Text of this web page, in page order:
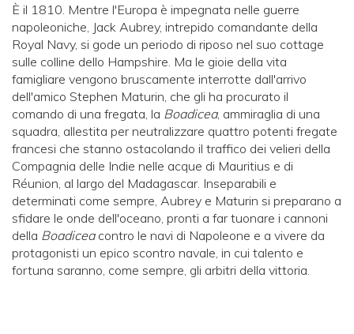
È il 1810. Mentre l'Europa è impegnata nelle guerre
napoleoniche, Jack Aubrey, intrepido comandante della
Royal Navy, si gode un periodo di riposo nel suo cottage
sulle colline dello Hampshire. Ma le gioie della vita
famigliare vengono bruscamente interrotte dall'arrivo
dell'amico Stephen Maturin, che gli ha procurato il
comando di una fregata, la Boadicea, ammiraglia di una
squadra, allestita per neutralizzare quattro potenti fregate
francesi che stanno ostacolando il traffico dei velieri della
Compagnia delle Indie nelle acque di Mauritius e di
Réunion, al largo del Madagascar. Inseparabili e
determinati come sempre, Aubrey e Maturin si preparano a
sfidare le onde dell'oceano, pronti a far tuonare i cannoni
della Boadiceacontro le navi di Napoleone e a vivere da
protagonisti un epico scontro navale, in cui talento e
fortuna saranno, come sempre, gli arbitri della vittoria.